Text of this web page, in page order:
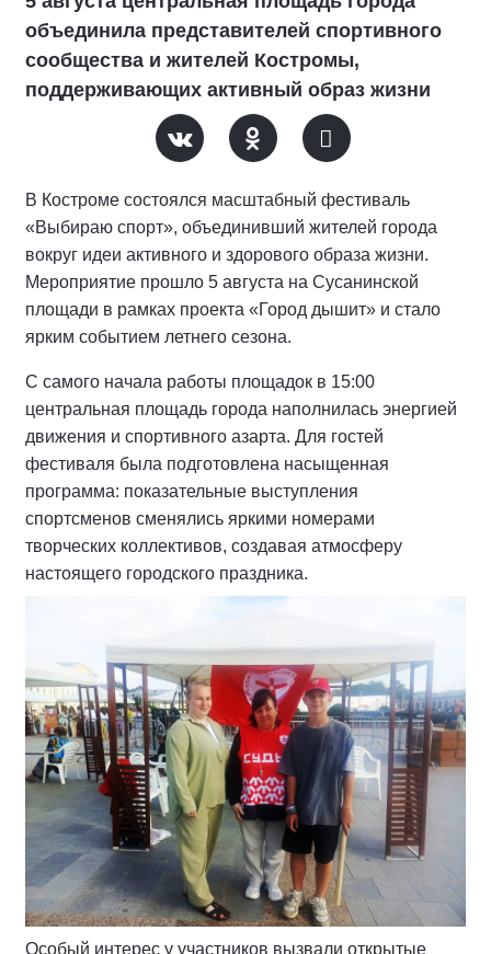
объединила представителей спортивного
сообщества и жителей Костромы,
поддерживающих активный образ жизни
В Костроме состоялся масштабный фестиваль
«Выбираю спорт», объединивший жителей города
вокруг идеи активного и здорового образа жизни.
Мероприятие прошло 5 августа на Сусанинской
площади в рамках проекта «Город дышит» и стало
ярким событием летнего сезона.
С самого начала работы площадок в 15:00
центральная площадь города наполнилась энергией
движения и спортивного азарта. Для гостей
фестиваля была подготовлена насыщенная
программа: показательные выступления
спортсменов сменялись яркими номерами
творческих коллективов, создавая атмосферу
настоящего городского праздника.
Особый интерес у участников вызвали открытые